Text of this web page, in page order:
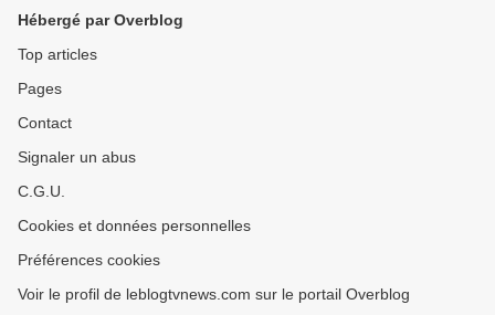
Hébergé par Overblog
Top articles
Pages
Contact
Signaler un abus
C.G.U.
Cookies et données personnelles
Préférences cookies
Voir le profil de leblogtvnews.com sur le portail Overblog